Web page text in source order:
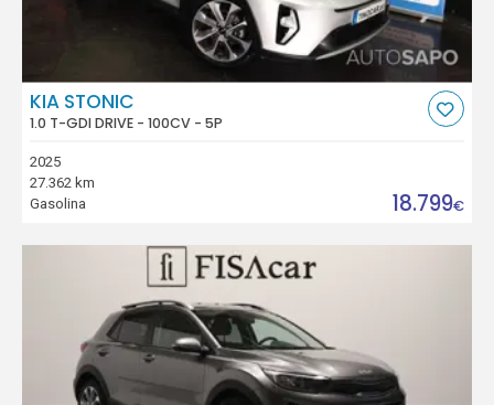
KIA STONIC
1.0 T-GDI DRIVE - 100CV - 5P
2025
27.362 km
Gasolina
18.799€